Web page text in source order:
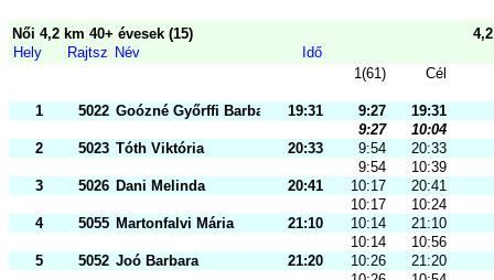
Női 4,2 km 40+ évesek (15)
Hely
Rajtsz Név
Idő
1(61)
Cél
1 5022 Goózné Győrffi Barbara 19:31 9:27
19:31
9:27
10:04
2
5023 Tóth Viktória 20:33 9:54
20:33
9:54
10:39
3
5026 Dani Melinda 20:41 10:17
20:41
10:17
10:24
4
5055 Martonfalvi Mária 21:10 10:14
21:10
10:14
10:56
5
5052 Joó Barbara 21:20 10:26
21:20